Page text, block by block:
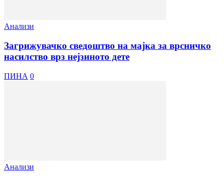
Анализи
Загрижувачко сведоштво на мајка за врсничко
насилство врз нејзиното дете
ПИНА 0
Анализи